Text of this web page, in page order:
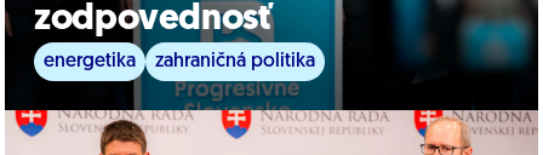
zodpovednosť
energetika zahraničná politika